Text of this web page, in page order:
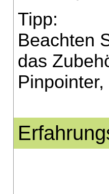
Tipp:
Beachten
das